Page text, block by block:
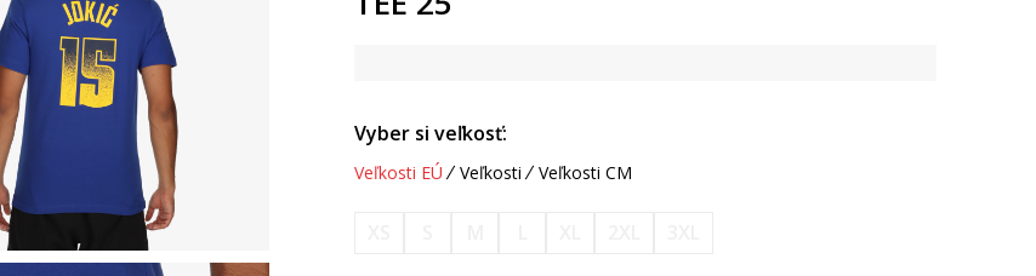
Vyber si veľkosť:
Veľkosti EÚ Veľkosti Veľkosti CM